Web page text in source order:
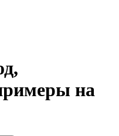
на